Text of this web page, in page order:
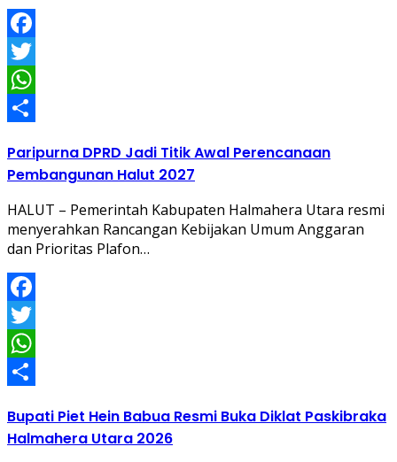
Facebook
Twitter
WhatsApp
Paripurna DPRD Jadi Titik Awal Perencanaan
Pembangunan Halut 2027
HALUT – Pemerintah Kabupaten Halmahera Utara resmi
menyerahkan Rancangan Kebijakan Umum Anggaran
dan Prioritas Plafon…
Facebook
Twitter
WhatsApp
Bupati Piet Hein Babua Resmi Buka Diklat Paskibraka
Halmahera Utara 2026